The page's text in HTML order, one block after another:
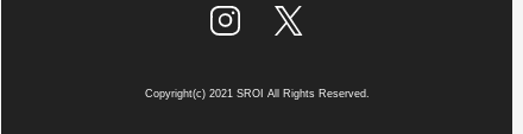
Copyright(c) 2021 SROI All Rights Reserved.